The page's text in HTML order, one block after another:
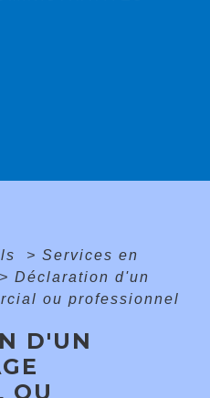
> Services en
> Déclaration d'un
ou professionnel
D'UN
OU